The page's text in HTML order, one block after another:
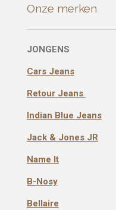
Onze merken
JONGENS
Cars Jeans
Retour Jeans
Indian Blue Jeans
Jack & Jones JR
Name It
B-Nosy
Bellaire